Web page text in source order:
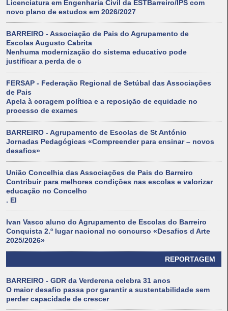
Licenciatura em Engenharia Civil da ESTBarreiro/IPS com
novo plano de estudos em 2026/2027
BARREIRO - Associação de Pais do Agrupamento de
Escolas Augusto Cabrita
Nenhuma modernização do sistema educativo pode
justificar a perda de c
FERSAP - Federação Regional de Setúbal das Associações
de Pais
Apela à coragem política e a reposição de equidade no
processo de exames
BARREIRO - Agrupamento de Escolas de St António
Jornadas Pedagógicas «Compreender para ensinar – novos
desafios»
União Concelhia das Associações de Pais do Barreiro
Contribuir para melhores condições nas escolas e valorizar
educação no Concelho
. El
Ivan Vasco aluno do Agrupamento de Escolas do Barreiro
Conquista 2.º lugar nacional no concurso «Desafios d Arte
2025/2026»
REPORTAGEM
BARREIRO - GDR da Verderena celebra 31 anos
O maior desafio passa por garantir a sustentabilidade sem
perder capacidade de crescer